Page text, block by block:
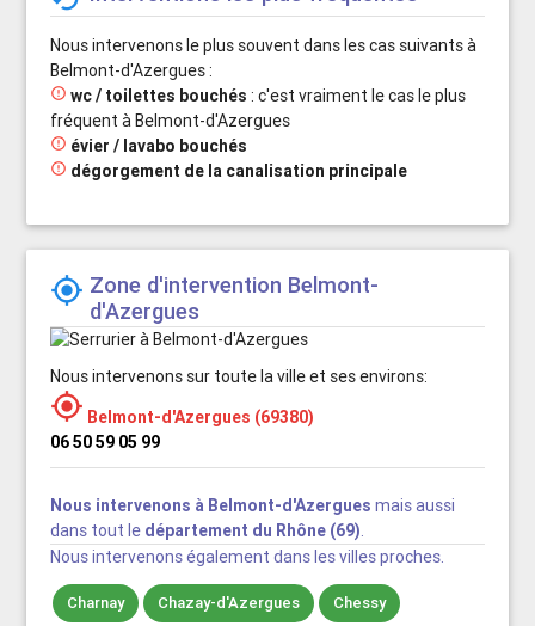
Nous intervenons le plus souvent dans les cas suivants à
Belmont-d'Azergues :
 wc / toilettes bouchés : c'est vraiment le cas le plus
fréquent à Belmont-d'Azergues
 évier / lavabo bouchés
 dégorgement de la canalisation principale
 Zone d'intervention Belmont-
d'Azergues
Nous intervenons sur toute la ville et ses environs:
 Belmont-d'Azergues (69380)
06 50 59 05 99
Nous intervenons à Belmont-d'Azergues mais aussi
dans tout le département du Rhône (69).
Nous intervenons également dans les villes proches.
Charnay Chazay-d'Azergues Chessy